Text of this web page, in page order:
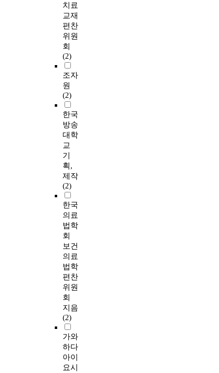
치료
교재
편찬
위원
회
(2)
조자
원
(2)
한국
방송
대학
교
기
획,
제작
(2)
한국
의료
법학
회
보건
의료
법학
편찬
위원
회
지음
(2)
가와
하다
아이
요시